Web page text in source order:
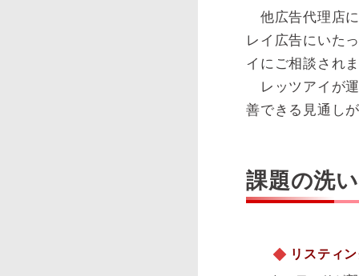
他広告代理店に
レイ広告にいた
イにご相談され
レッツアイが運
善できる見通し
課題の洗
リスティ